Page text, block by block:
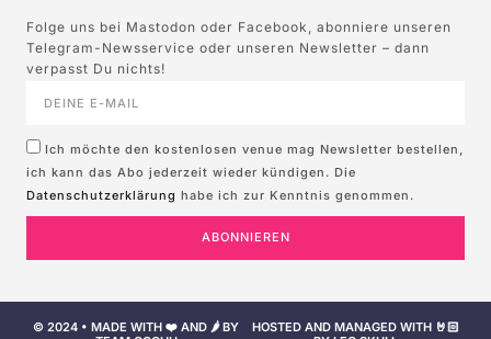
Folge uns bei Mastodon oder Facebook, abonniere unseren
Telegram-Newsservice oder unseren Newsletter – dann
verpasst Du nichts!
Ich möchte den kostenlosen venue mag Newsletter bestellen,
ich kann das Abo jederzeit wieder kündigen. Die
Datenschutzerklärung habe ich zur Kenntnis genommen.
ABONNIEREN
© 2024 • MADE WITH ❤️ AND 🌶️ BY
HOSTED AND MANAGED WITH 🤘🏻